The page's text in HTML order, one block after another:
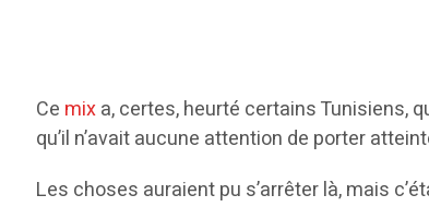
Ce mixa, certes, heurté certains Tunisiens,
qu’il n’avait aucune attention de porter
Les choses auraient pu s’arrêter là, mais